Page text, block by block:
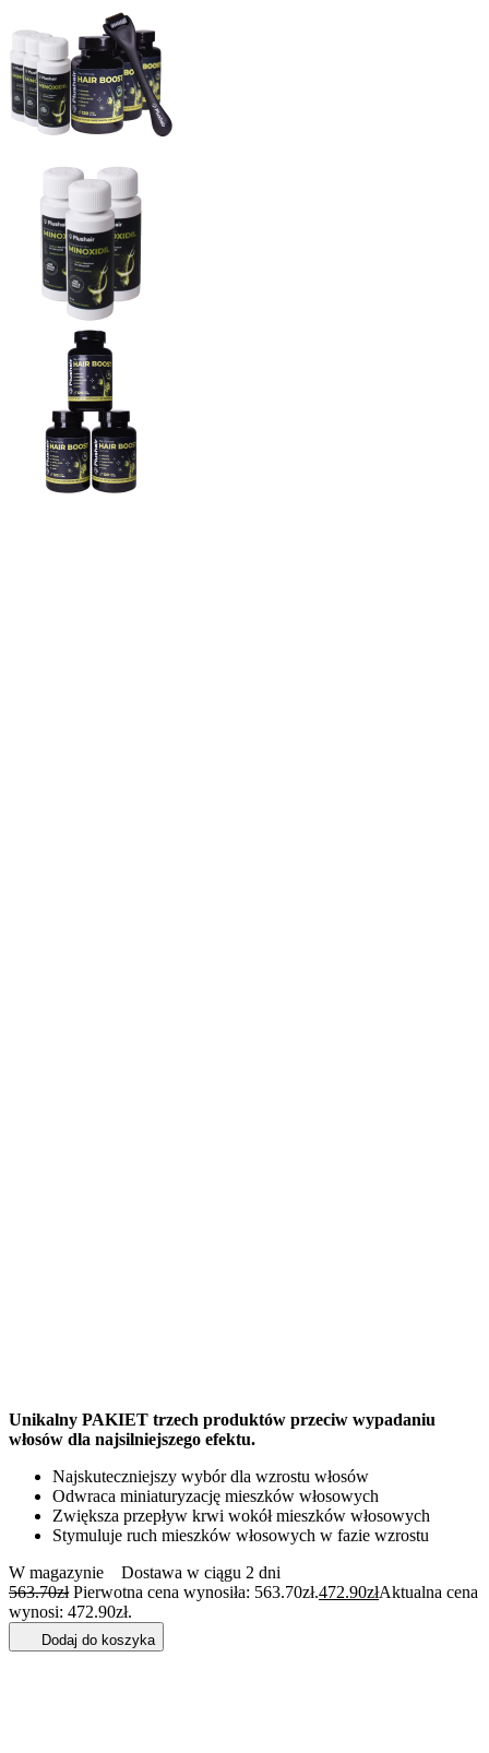
Unikalny PAKIET trzech produktów przeciw wypadaniu
włosów dla najsilniejszego efektu.
Najskuteczniejszy wybór dla wzrostu włosów
Odwraca miniaturyzację mieszków włosowych
Zwiększa przepływ krwi wokół mieszków włosowych
Stymuluje ruch mieszków włosowych w fazie wzrostu
W magazynie
Dostawa w ciągu 2 dni
563.70zł Pierwotna cena wynosiła: 563.70zł.472.90złAktualna cena
wynosi: 472.90zł.
Dodaj do koszyka